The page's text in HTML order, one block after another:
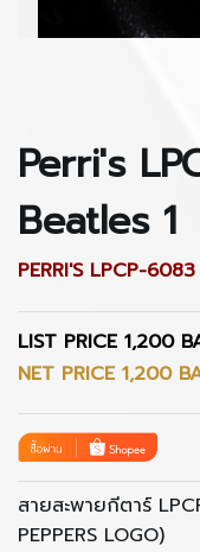
Perri's
Beatles 1
PERRI'S LPCP-6083
LIST PRICE 1,200
NET PRICE 1,200
สายสะพายกีตาร์
PEPPERS LOGO)